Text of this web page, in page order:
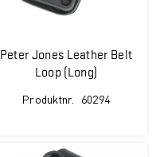
Peter Jones Leather Belt
Loop (Long)
Produktnr. 60294